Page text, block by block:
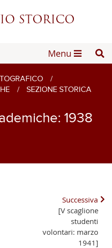
Menu
/
/
SEZIONE STORICA
1938
Successiva
[V scaglione
studenti
volontari: marzo
1941]